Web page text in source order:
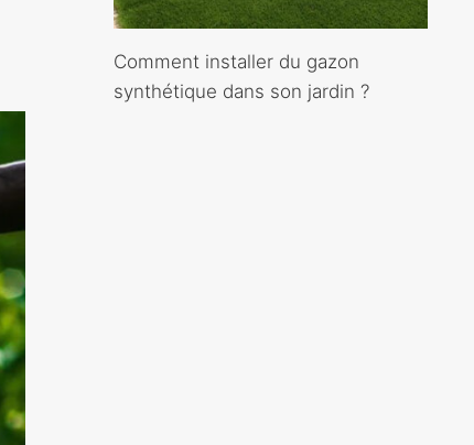
Comment installer du gazon
synthétique dans son jardin ?